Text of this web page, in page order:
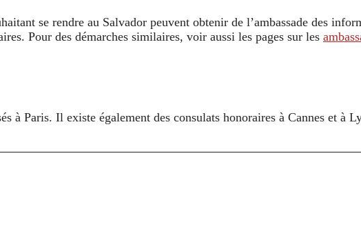
se rendre au Salvador peuvent obtenir de l’ambassade des
Pour des démarches similaires, voir aussi les pages sur les
à Paris. Il existe également des consulats honoraires à Cannes et à